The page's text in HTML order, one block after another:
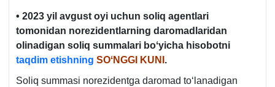
• 2023 yil avgust oyi uchun soliq agentlari
tomonidan norezidentlarning daromadlaridan
olinadigan soliq summalari boʻyicha hisobotni
taqdim etishning SOʻNGGI KUNI .
Soliq summasi norezidentga daromad toʻlanadigan